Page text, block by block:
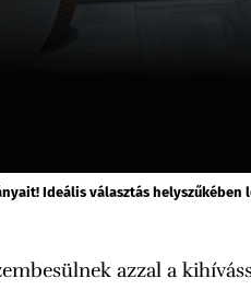
Ideális választás
azzal a